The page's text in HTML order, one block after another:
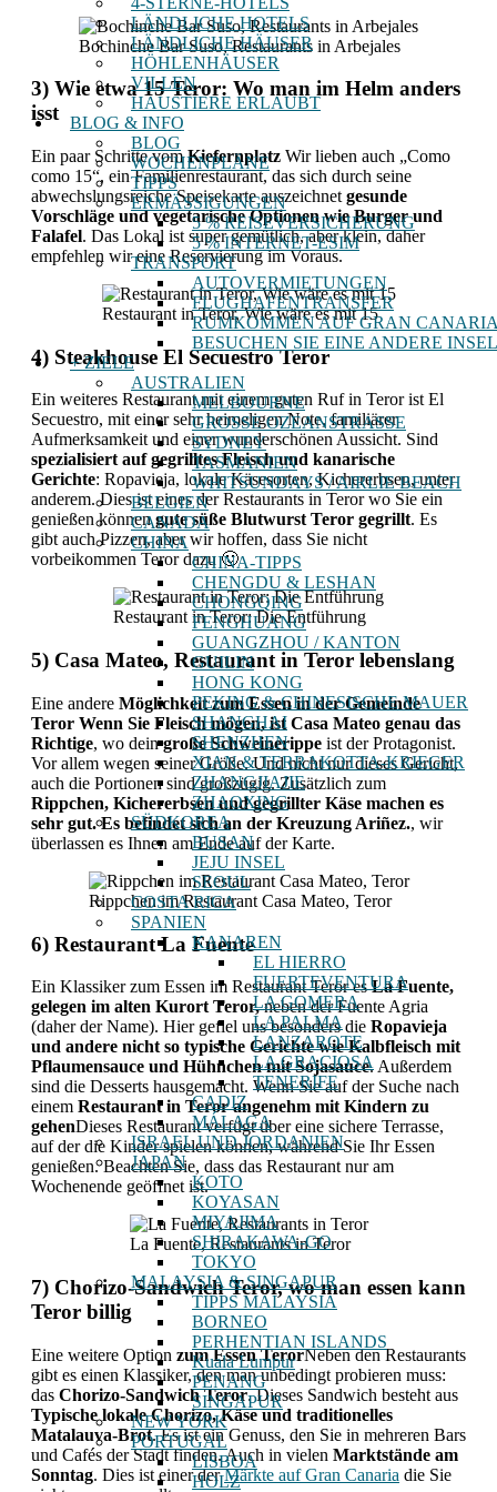
LÄNDLICHE HOTELS
LÄNDLICHE HÄUSER
HÖHLENHÄUSER
VILLEN
HAUSTIERE ERLAUBT
BLOG & INFO
BLOG
WOCHENPLÄNE
TIPPS
ERMÄSSIGUNGEN
5 % REISEVERSICHERUNG
5 % INTERNET-ESIM
TRANSPORT
AUTOVERMIETUNGEN
FLUGHAFENTRANSFER
RUMKOMMEN AUF GRAN
BESUCHEN SIE EINE ANDERE INSEL
+ ZIELE
AUSTRALIEN
MELBOURNE
GROSSE OZEANSTRASSE
SYDNEY
TASMANIEN
WHITSUNDAYS / AIRLIE BEACH
BELGIEN
CANADA
CHINA
CHINA-TIPPS
CHENGDU & LESHAN
CHONGQING
FENGHUANG
GUANGZHOU / KANTON
GUILIN
HONG KONG
PEKING & CHINESISCHE MAUER
SHANGHAI
SHENZHEN
XIAN & TERRAKOTTA-KRIEGER
ZHANGJIAJIE
ZHAOXING
SÜDKOREA
BUSAN
JEJU INSEL
SEOUL
COSTA RICA
SPANIEN
KANAREN
EL HIERRO
FUERTEVENTURA
LA GOMERA
LA PALMA
LANZAROTE
LA GRACIOSA
TENERIFE
CADIZ
MÁLAGA
ISRAEL UND JORDANIEN
JAPAN
KOTO
KOYASAN
MIYAJIMA
SHIRAKAWA-GO
TOKYO
MALAYSIA & SINGAPUR
TIPPS MALAYSIA
BORNEO
PERHENTIAN ISLANDS
Kuala Lumpur
PENANG
SINGAPUR
NEW YORK
PORTUGAL
LISBOA
HOLZ
Bochinche Bar Suso, Restaurants in Arbejales
3) Wie etwa 15 Teror: Wo man im Helm anders
isst
Ein paar Schritte vomKiefernplatz Wir lieben auch „Como
como 15“, ein Familienrestaurant, das sich durch seine
abwechslungsreiche Speisekarte auszeichnet gesunde
Vorschläge und vegetarische Optionen wie Burger und
Falafel. Das Lokal ist super gemütlich, aber klein, daher
empfehlen wir eine Reservierung im Voraus.
Restaurant in Teror, Wie wäre es mit 15
4) Steakhouse El Secuestro Teror
Ein weiteres Restaurant mit einem guten Ruf in Teror ist El
Secuestro, mit einer sehr heimeligen Note, familiärer
Aufmerksamkeit und einer wunderschönen Aussicht. Sind
spezialisiert auf gegrilltes Fleisch und kanarische
Gerichte: Ropavieja, lokale Käsesorten, Kichererbsen, unter
anderem. Dies ist eines der Restaurants in Teror wo Sie ein
genießen könnengute süße Blutwurst Teror gegrillt. Es
gibt auch Pizzen, aber wir hoffen, dass Sie nicht
vorbeikommen Teror dazu 🙂
Restaurant in Teror: Die Entführung
5) Casa Mateo, Restaurant in Teror lebenslang
Eine andere Möglichkeit zum Essen in der Gemeinde
Teror Wenn Sie Fleisch mögen, ist Casa Mateo genau das
Richtige, wo deingroße Schweinerippe ist der Protagonist.
Vor allem wegen seiner Größe. Und nicht nur dieses Gericht,
auch die Portionen sind großzügig. Zusätzlich zum
Rippchen, Kichererbsen und gegrillter Käse machen es
sehr gut. Es befindet sich an der Kreuzung Ariñez., wir
überlassen es Ihnen am Ende auf der Karte.
Rippchen im Restaurant Casa Mateo, Teror
6) Restaurant La Fuente
Ein Klassiker zum Essen im Restaurant Teror esLa Fuente,
gelegen im alten Kurort Teror,neben der Fuente Agria
(daher der Name). Hier gefiel uns besonders die Ropavieja
und andere nicht so typische Gerichte wie Kalbfleisch mit
Pflaumensauce und Hühnchen mit Sojasauce. Außerdem
sind die Desserts hausgemacht. Wenn Sie auf der Suche nach
einem Restaurant in Teror angenehm mit Kindern zu
gehenDieses Restaurant verfügt über eine sichere Terrasse,
auf der die Kinder spielen können, während Sie Ihr Essen
genießen. Beachten Sie, dass das Restaurant nur am
Wochenende geöffnet ist.
La Fuente, Restaurants in Teror
7) Chorizo-Sandwich Teror, wo man essen kann
Teror billig
Eine weitere Option zum Essen TerorNeben den Restaurants
gibt es einen Klassiker, den man unbedingt probieren muss:
das Chorizo-Sandwich Teror. Dieses Sandwich besteht aus
Typische lokale Chorizo, Käse und traditionelles
Matalauva-Brot. Es ist ein Genuss, den Sie in mehreren Bars
und Cafés der Stadt finden. Auch in vielen Marktstände am
Sonntag. Dies ist einer derMärkte auf Gran Canaria die Sie